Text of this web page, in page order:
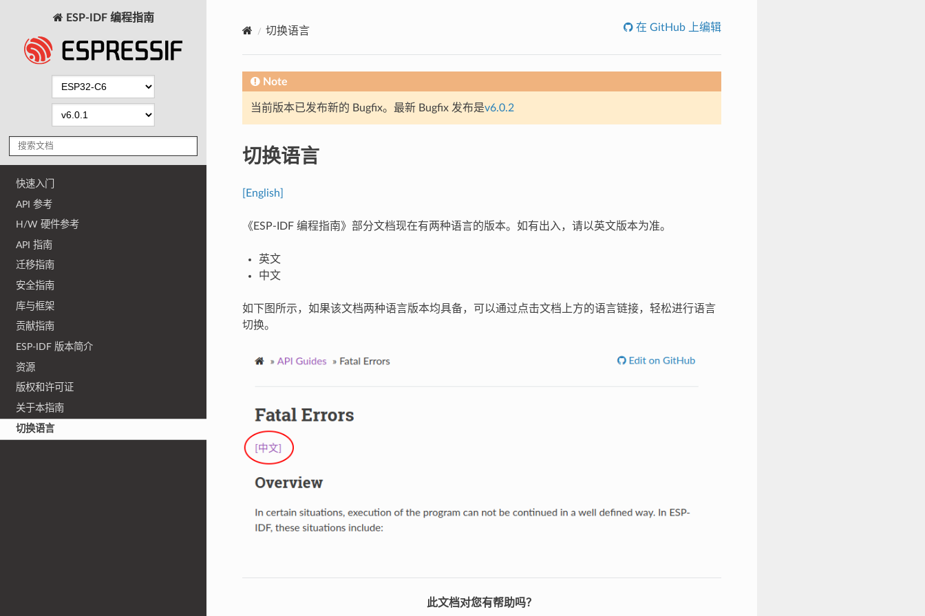
ESP-IDF 编程指南
快速入门
API 参考
H/W 硬件参考
API 指南
迁移指南
安全指南
库与框架
贡献指南
ESP-IDF 版本简介
资源
版权和许可证
关于本指南
切换语言
切换语言 在 GitHub 上编辑
Note
当前版本已发布新的 Bugfix。最新 Bugfix 发布是v6.0.2
切换语言
[English]
《ESP-IDF 编程指南》部分文档现在有两种语言的版本。如有出入，请以英文版本为准。
英文
中文
如下图所示，如果该文档两种语言版本均具备，可以通过点击文档上方的语言链接，轻松进行语言
切换。
此文档对您有帮助吗？